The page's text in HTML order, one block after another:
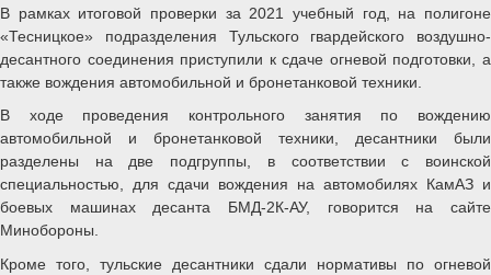
В рамках итоговой проверки за 2021 учебный год, на полигоне
«Тесницкое» подразделения Тульского гвардейского воздушно-
десантного соединения приступили к сдаче огневой подготовки, а
также вождения автомобильной и бронетанковой техники.
В ходе проведения контрольного занятия по вождению
автомобильной и бронетанковой техники, десантники были
разделены на две подгруппы, в соответствии с воинской
специальностью, для сдачи вождения на автомобилях КамАЗ и
боевых машинах десанта БМД-2К-АУ, говорится на сайте
Минобороны.
Кроме того, тульские десантники сдали нормативы по огневой